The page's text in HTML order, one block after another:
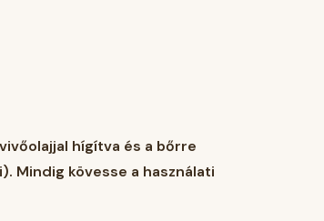
hígítva és a bőrre
Mindig kövesse a használati